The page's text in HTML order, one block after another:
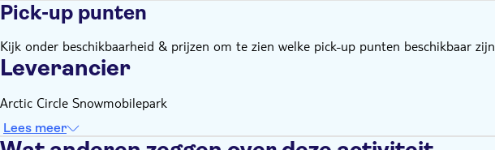
Pick-up punten
Kijk onder beschikbaarheid & prijzen om te zien welke pick-up punten beschikbaar zijn
Leverancier
Arctic Circle Snowmobilepark
Lees meer